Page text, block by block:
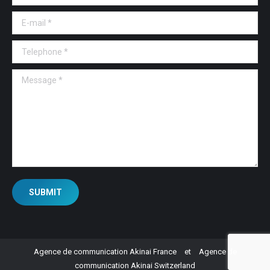
E-mail *
Telephone *
Message *
SUBMIT
Agence de communication Akinai France et Agence de
communication Akinai Switzerland